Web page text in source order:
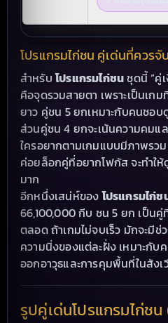
โปรแกรมไก่ชน คู่เด่นที่ควรจั
สำหรับโปรแกรมไก่ชนชุดนี้ “คู่
คือจุดรวมสายตา เพราะเป็นเก
ยาว คู่ชน 5 ยกเหมาะกับคนชอบ
ส่วนคู่ชน 4 ยกจะเน้นความคมแ
ใครอยากตามเกมแบบมีภาพรว
ค่อยล็อกคู่ที่อยากโฟกัส จะทำใ
มาก
อีกหนึ่งเสน่ห์ของโปรแกรมไก่ช
66,100,000 กีบ ชน 5 ยก เป็นคู่
ตลอด ถ้าเกมไม่จบเร็ว มักจะมีช่
ความนิ่งของแต่ละฝั่ง เหมาะกับ
ออกอาวุธและการคุมพื้นที่ในสังเ
รูปคู่เด่นโปรแกรมไก่ชน